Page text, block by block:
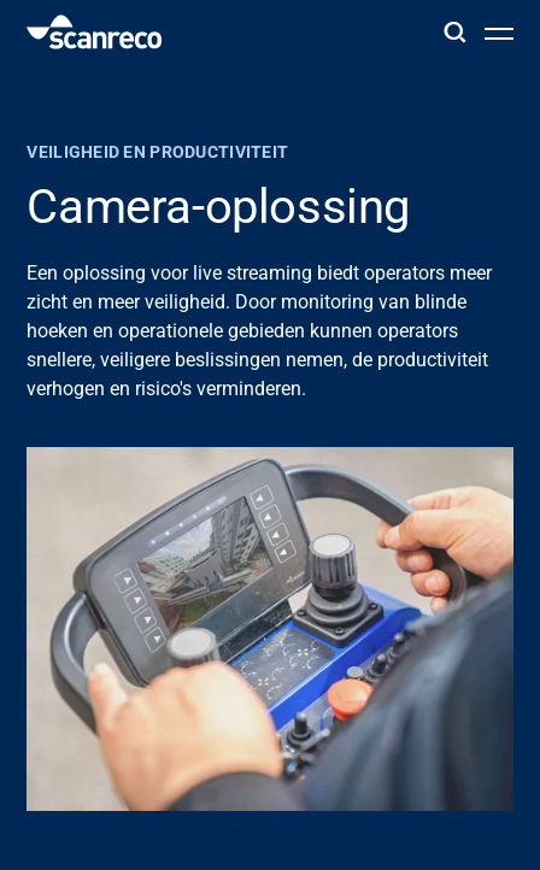
Industrieën
VEILIGHEID EN PRODUCTIVITEIT
Camera-oplossing
Een oplossing voor live streaming biedt operators meer
zicht en meer veiligheid. Door monitoring van blinde
hoeken en operationele gebieden kunnen operators
snellere, veiligere beslissingen nemen, de productiviteit
verhogen en risico's verminderen.